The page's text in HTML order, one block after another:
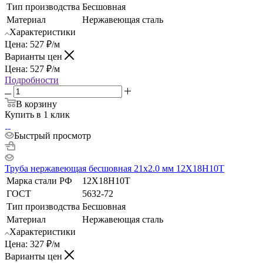
Тип производства Бесшовная
Материал
Нержавеющая сталь
Характеристики
Цена: 527 ₽/м
Варианты цен
Цена: 527 ₽/м
Подробности
В корзину
Купить в 1 клик
Быстрый просмотр
Труба нержавеющая бесшовная 21х2.0 мм 12Х18Н10Т
Марка стали РФ
12Х18Н10Т
ГОСТ
5632-72
Тип производства Бесшовная
Материал
Нержавеющая сталь
Характеристики
Цена: 327 ₽/м
Варианты цен